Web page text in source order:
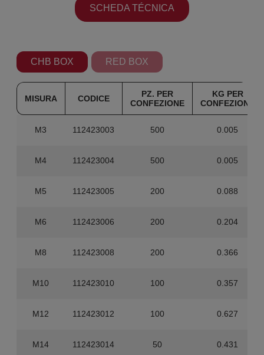
SCHEDA TÉCNICA
CHB BOX RED BOX
MISURA CODICE
PZ. PER
CONFEZIONE
KG PER
CONFEZIONE
M3 112423003 500 0.005
M4 112423004 500 0.005
M5 112423005 200 0.088
M6 112423006 200 0.204
M8 112423008 200 0.366
M10 112423010 100 0.357
M12 112423012 100 0.627
M14 112423014 50 0.431